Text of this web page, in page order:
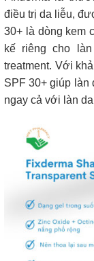
điều trị da liễu,
30+ là dòng kem
kế riêng cho
treatment. Với
SPF 30+ giúp làn
ngay cả với làn